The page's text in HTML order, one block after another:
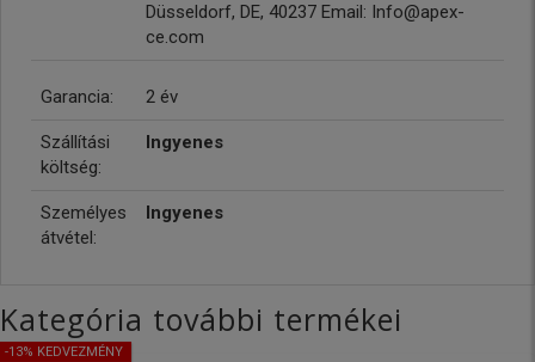
Düsseldorf, DE, 40237 Email: Info@apex-
ce.com
Garancia: 2 év
Szállítási
költség:
Ingyenes
Személyes
átvétel:
Ingyenes
Kategória további termékei
-13% KEDVEZMÉNY